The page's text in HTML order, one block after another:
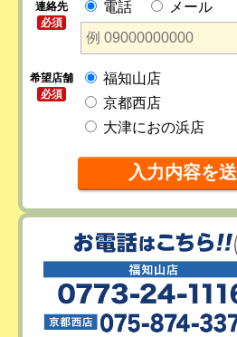
連絡先
必須
電話 メール
希望店舗
必須
福知山店
京都西店
大津におの浜店